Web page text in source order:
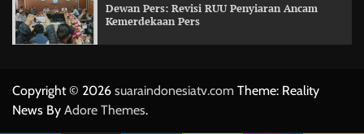
Dewan Pers: Revisi RUU Penyiaran Ancam
Kemerdekaan Pers
Copyright © 2026 suaraindonesiatv.com Theme: Reality
News By Adore Themes.